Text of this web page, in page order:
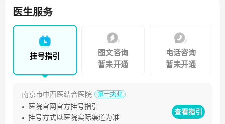
医生服务
挂号指引
图文咨询
暂未开通
电话咨询
暂未开通
南京市中西医结合医院 第一执业
医院官网官方挂号指引
挂号方式以医院实际渠道为准
查看指引